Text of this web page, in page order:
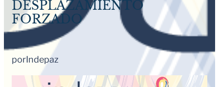
DESPLAZAMIENTO
FORZADO
porIndepaz